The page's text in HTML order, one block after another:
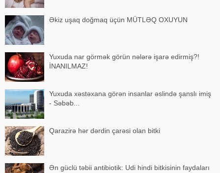
Əkiz uşaq doğmaq üçün MÜTLƏQ OXUYUN
Yuxuda nar görmək görün nələrə işarə edirmiş?!
İNANILMAZ!
Yuxuda xəstəxana görən insanlar əslində şanslı imiş
- Səbəb...
Qarazirə hər dərdin çarəsi olan bitki
Ən güclü təbii antibiotik: Udi hindi bitkisinin faydaları